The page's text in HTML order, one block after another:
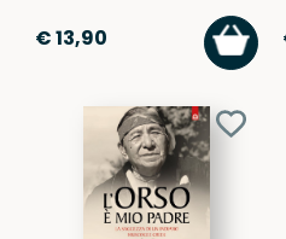
€ 13,90
AL